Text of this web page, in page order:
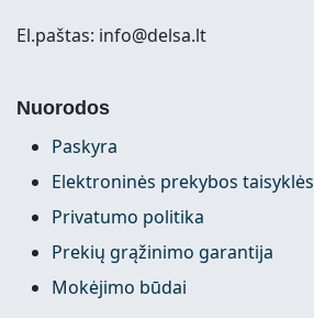
El.paštas: info@delsa.lt
Nuorodos
Paskyra
Elektroninės prekybos taisyklės
Privatumo politika
Prekių grąžinimo garantija
Mokėjimo būdai